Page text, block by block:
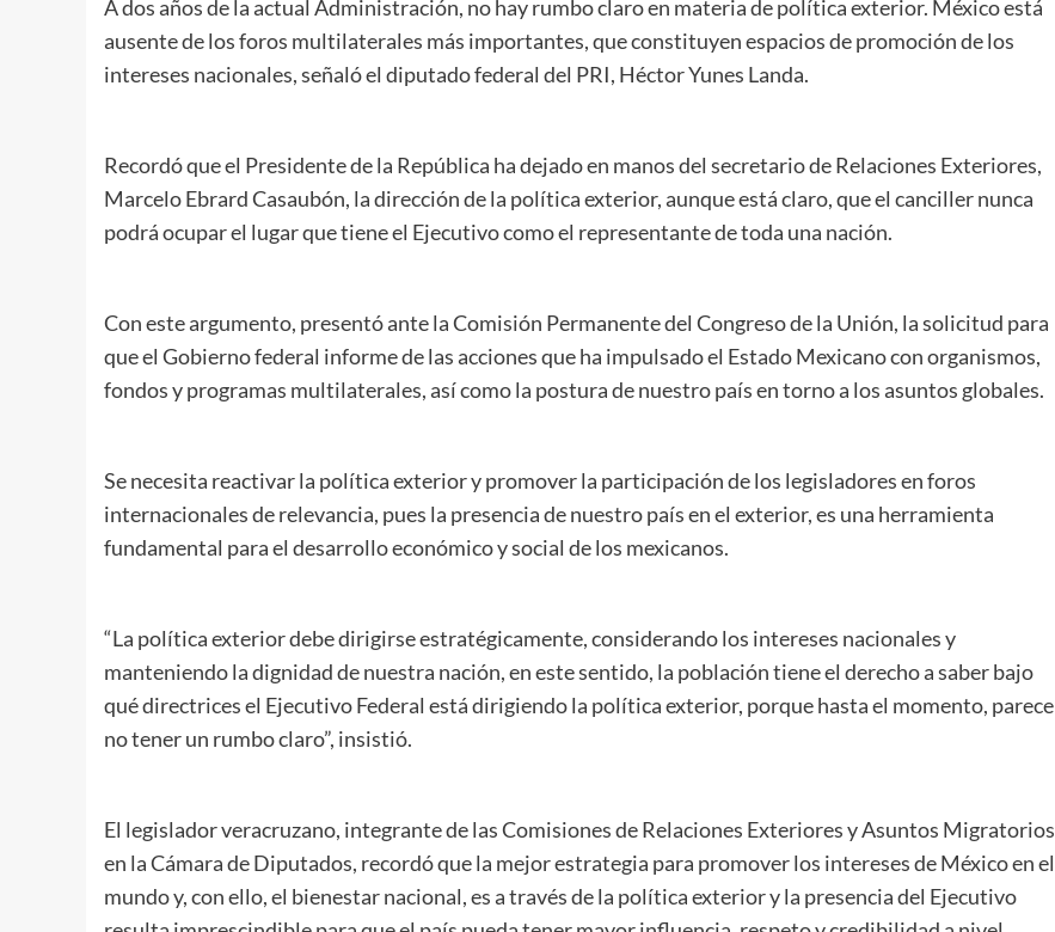
A dos años de la actual Administración, no hay rumbo claro en materia de política exterior. México está
ausente de los foros multilaterales más importantes, que constituyen espacios de promoción de los
intereses nacionales, señaló el diputado federal del PRI, Héctor Yunes Landa.
Recordó que el Presidente de la República ha dejado en manos del secretario de Relaciones Exteriores,
Marcelo Ebrard Casaubón, la dirección de la política exterior, aunque está claro, que el canciller nunca
podrá ocupar el lugar que tiene el Ejecutivo como el representante de toda una nación.
Con este argumento, presentó ante la Comisión Permanente del Congreso de la Unión, la solicitud para
que el Gobierno federal informe de las acciones que ha impulsado el Estado Mexicano con organismos,
fondos y programas multilaterales, así como la postura de nuestro país en torno a los asuntos globales.
Se necesita reactivar la política exterior y promover la participación de los legisladores en foros
internacionales de relevancia, pues la presencia de nuestro país en el exterior, es una herramienta
fundamental para el desarrollo económico y social de los mexicanos.
“La política exterior debe dirigirse estratégicamente, considerando los intereses nacionales y
manteniendo la dignidad de nuestra nación, en este sentido, la población tiene el derecho a saber bajo
qué directrices el Ejecutivo Federal está dirigiendo la política exterior, porque hasta el momento, parece
no tener un rumbo claro”, insistió.
El legislador veracruzano, integrante de las Comisiones de Relaciones Exteriores y Asuntos Migratorios
en la Cámara de Diputados, recordó que la mejor estrategia para promover los intereses de México en el
mundo y, con ello, el bienestar nacional, es a través de la política exterior y la presencia del Ejecutivo